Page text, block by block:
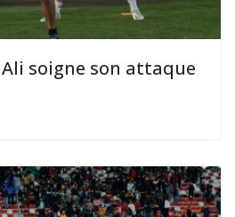
Ali soigne son attaque